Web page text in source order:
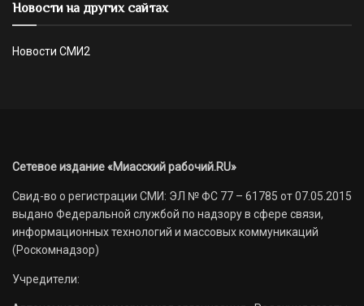
Новости на других сайтах
Новости СМИ2
Сетевое издание «Миасский рабочий.RU»
Свид-во о регистрации СМИ: ЭЛ № ФС 77 – 61785 от 07.05.2015
выдано Федеральной службой по надзору в сфере связи,
информационных технологий и массовых коммуникаций
(Роскомнадзор)
Учредители: